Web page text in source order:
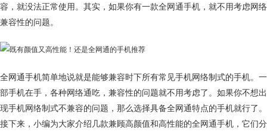
容，就没法正常使用。其实，如果你有一款全网通手机，就不用考虑网络
兼容性的问题。
全网通手机简单地说就是能够兼容时下所有常见手机网络制式的手机。一
部手机在手，各种网络通吃，兼容性的问题就不用考虑了。如果你不想出
现手机网络制式不兼容的问题，那么选择具备全网通特点的手机就行了。
接下来，小编为大家介绍几款兼顾高颜值和高性能的全网通手机，它们分